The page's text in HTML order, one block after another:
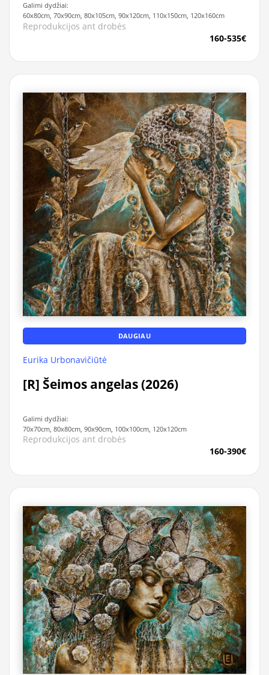
Galimi dydžiai:
60x80cm, 70x90cm, 80x105cm, 90x120cm, 110x150cm, 120x160cm
Reprodukcijos ant drobės
160-535€
DAUGIAU
Eurika Urbonavičiūtė
[R] Šeimos angelas (2026)
Galimi dydžiai:
70x70cm, 80x80cm, 90x90cm, 100x100cm, 120x120cm
Reprodukcijos ant drobės
160-390€